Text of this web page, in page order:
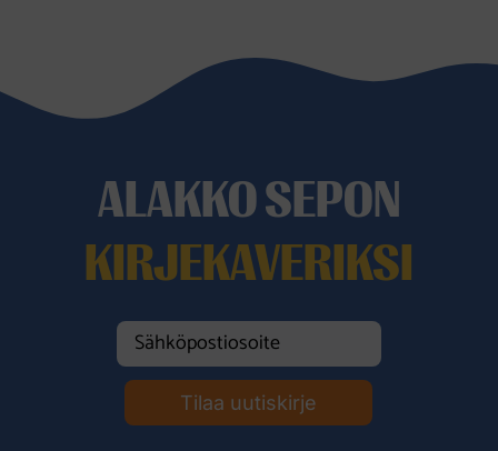
ALAKKO SEPON
KIRJEKAVERIKSI
Tilaa uutiskirje